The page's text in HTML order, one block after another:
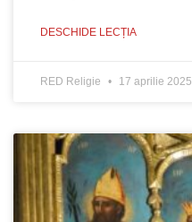
DESCHIDE LECȚIA
RED Religie 17 aprilie 2025